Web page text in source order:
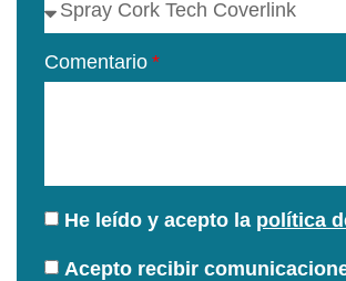
Comentario
He leído y acepto la política
Acepto recibir